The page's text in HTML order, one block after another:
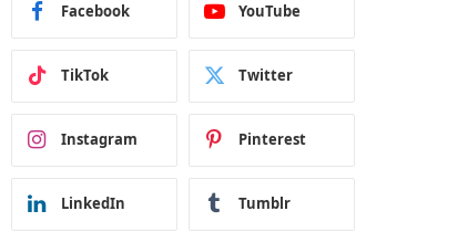
Facebook YouTube
TikTok Twitter
Instagram Pinterest
LinkedIn Tumblr